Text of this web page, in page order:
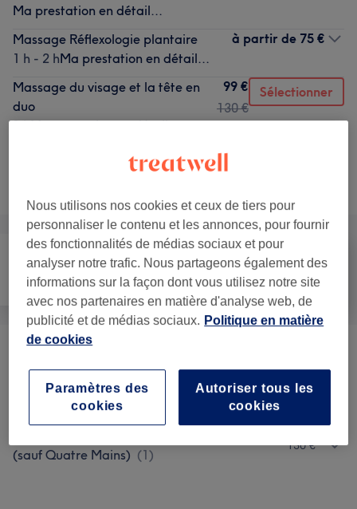
Ma prestation en détail...
Massage Réflexologie plantaire
1 h - 2 hMa prestation en détail...
à partir de 75 €
Massage du visage et la tête en
duo
1 hMa prestation en détail...
99 €
130 €
Sélectionner
Ce n'est pas ce que vous recherchiez ?
Visage Massage Corps
Gommage Du Corps (1 40 €
(sauf Quatre Mains) (1)
130 €
Nous utilisons nos cookies et ceux de tiers pour
personnaliser le contenu et les annonces, pour fournir
des fonctionnalités de médias sociaux et pour
analyser notre trafic. Nous partageons également des
informations sur la façon dont vous utilisez notre site
avec nos partenaires en matière d'analyse web, de
publicité et de médias sociaux. Politique en matière
de cookies
Autoriser tous les
cookies
Paramètres des
cookies